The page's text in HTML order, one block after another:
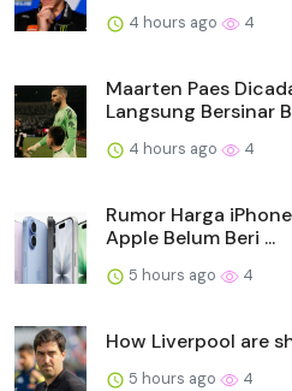
4 hours ago 4
Maarten Paes
Langsung Bersinar
4 hours ago 4
Rumor Harga
Apple Belum Beri ...
5 hours ago 4
How Liverpool are
5 hours ago 4